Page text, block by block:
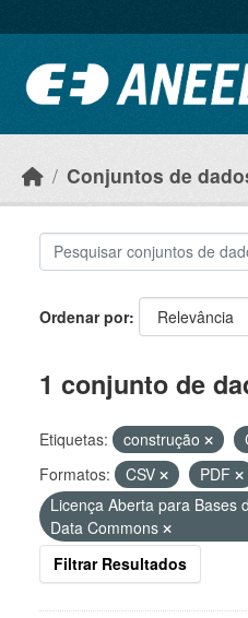
Conjuntos de
Ordenar por
1 conjunto de
Etiquetas: construção
Formatos:
CSV PDF
Licença Aberta para Bases
Data Commons
Filtrar Resultados